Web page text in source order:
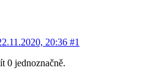
20:36 #1
0 jednoznačně.